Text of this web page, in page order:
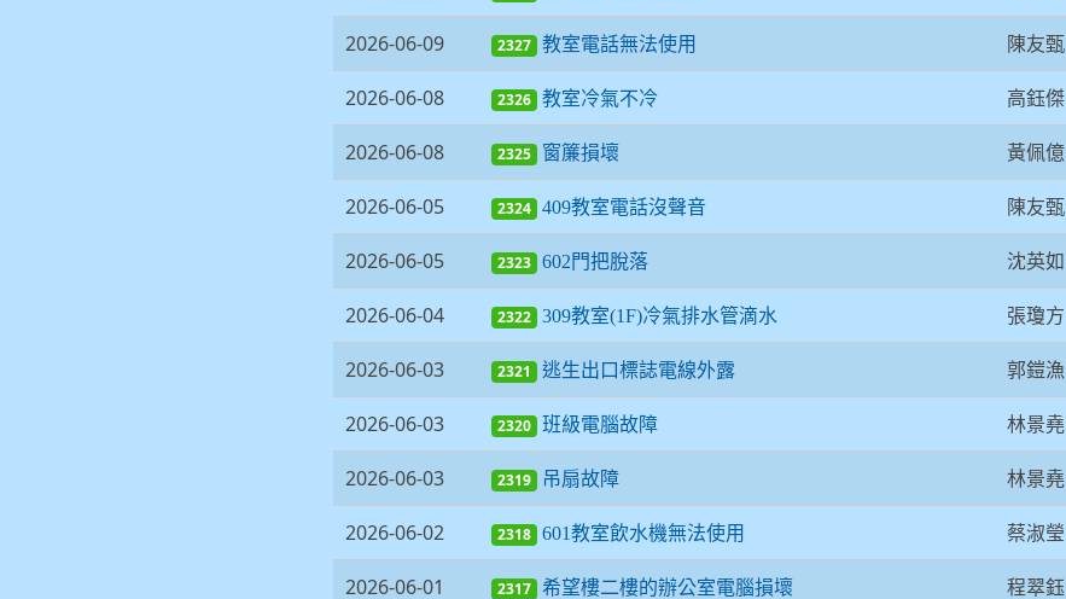
2026-06-09 2327 教室電話無法使用 陳友甄
2026-06-08 2326 教室冷氣不冷 高鈺傑
2026-06-08 2325 窗簾損壞 黃佩億
2026-06-05 2324 409教室電話沒聲音 陳友甄
2026-06-05 2323 602門把脫落 沈英如
2026-06-04 2322 309教室(1F)冷氣排水管滴水 張瓊方
2026-06-03 2321 逃生出口標誌電線外露 郭鎧漁
2026-06-03 2320 班級電腦故障 林景堯
2026-06-03 2319 吊扇故障 林景堯
2026-06-02 2318 601教室飲水機無法使用 蔡淑瑩
2026-06-01 2317 希望樓二樓的辦公室電腦損壞 程翠鈺